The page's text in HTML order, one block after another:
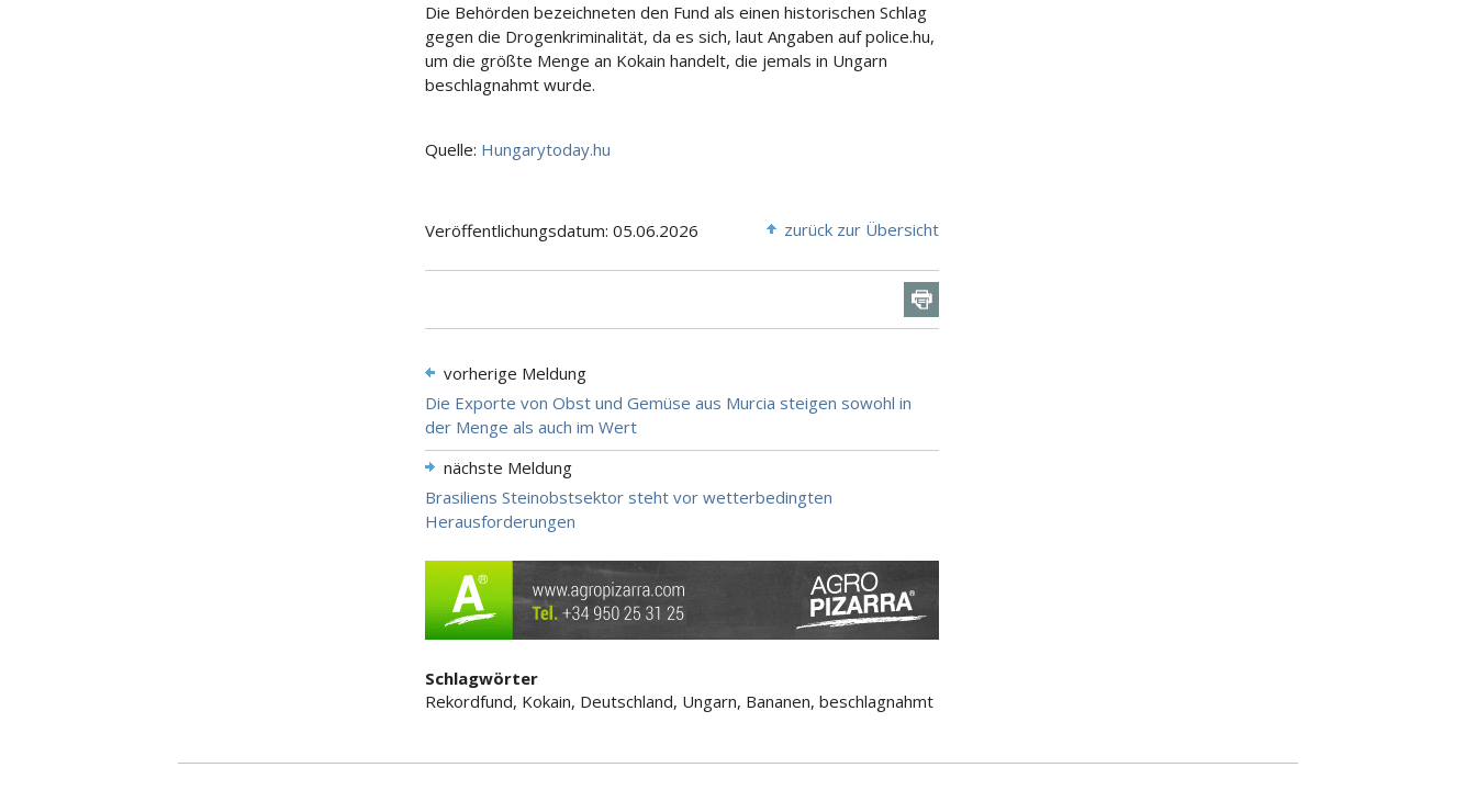
Die Behörden bezeichneten den Fund als einen historischen Schlag
gegen die Drogenkriminalität, da es sich, laut Angaben auf police.hu,
um die größte Menge an Kokain handelt, die jemals in Ungarn
beschlagnahmt wurde.
Quelle: Hungarytoday.hu
Veröffentlichungsdatum: 05.06.2026 zurück zur Übersicht
vorherige Meldung
Die Exporte von Obst und Gemüse aus Murcia steigen sowohl in
der Menge als auch im Wert
nächste Meldung
Brasiliens Steinobstsektor steht vor wetterbedingten
Herausforderungen
Schlagwörter
Rekordfund, Kokain, Deutschland, Ungarn, Bananen, beschlagnahmt